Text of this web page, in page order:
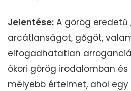
Jelentése: A görög eredetű
arcátlanságot, gőgöt,
elfogadhatatlan
ókori görög irodalomban
mélyebb értelmet, ahol